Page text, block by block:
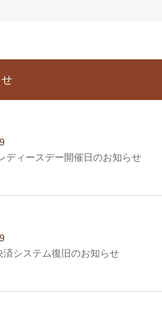
ディースデー開催日のお知らせ
済システム復旧のお知らせ